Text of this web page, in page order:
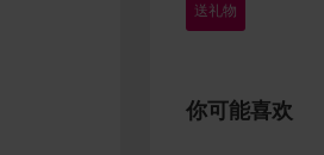
你可能喜欢